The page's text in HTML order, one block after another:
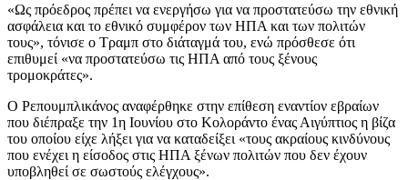
«Ως πρόεδρος πρέπει να ενεργήσω για να προστατεύσω την εθνική
ασφάλεια και το εθνικό συμφέρον των ΗΠΑ και των πολιτών
τους», τόνισε ο Τραμπ στο διάταγμά του, ενώ πρόσθεσε ότι
επιθυμεί «να προστατεύσω τις ΗΠΑ από τους ξένους
τρομοκράτες».
Ο Ρεπουμπλικάνος αναφέρθηκε στην επίθεση εναντίον εβραίων
που διέπραξε την 1η Ιουνίου στο Κολοράντο ένας Αιγύπτιος η βίζα
του οποίου είχε λήξει για να καταδείξει «τους ακραίους κινδύνους
που ενέχει η είσοδος στις ΗΠΑ ξένων πολιτών που δεν έχουν
υποβληθεί σε σωστούς ελέγχους».